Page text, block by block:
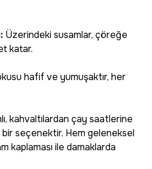
Üzerindeki susamlar, çöreğe
katar.
hafif ve yumuşaktır, her
kahvaltılardan çay saatlerine
seçenektir. Hem geleneksel
kaplaması ile damaklarda